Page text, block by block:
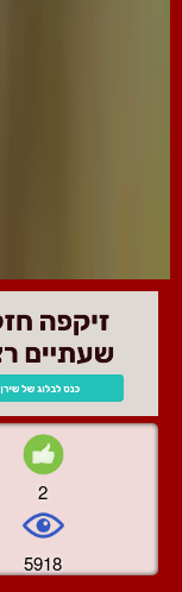
2
5918